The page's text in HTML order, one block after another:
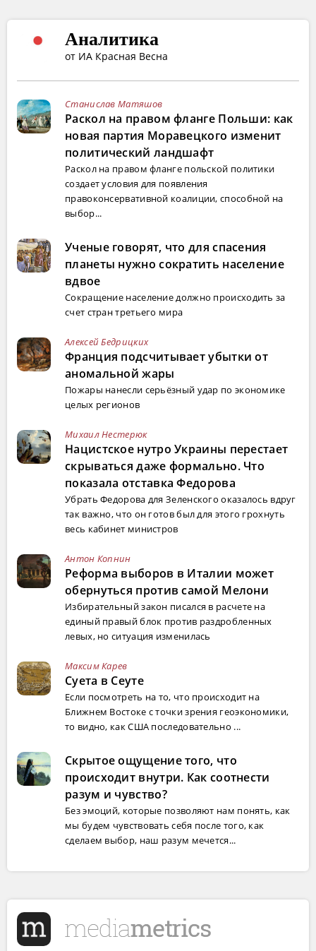
Аналитика
от ИА Красная Весна
Станислав Матяшов
Раскол на правом фланге Польши: как
новая партия Моравецкого изменит
политический ландшафт
Раскол на правом фланге польской политики
создает условия для появления
правоконсервативной коалиции, способной на
выбор...
Ученые говорят, что для спасения
планеты нужно сократить население
вдвое
Сокращение население должно происходить за
счет стран третьего мира
Алексей Бедрицких
Франция подсчитывает убытки от
аномальной жары
Пожары нанесли серьёзный удар по экономике
целых регионов
Михаил Нестерюк
Нацистское нутро Украины перестает
скрываться даже формально. Что
показала отставка Федорова
Убрать Федорова для Зеленского оказалось вдруг
так важно, что он готов был для этого грохнуть
весь кабинет министров
Антон Копнин
Реформа выборов в Италии может
обернуться против самой Мелони
Избирательный закон писался в расчете на
единый правый блок против раздробленных
левых, но ситуация изменилась
Максим Карев
Суета в Сеуте
Если посмотреть на то, что происходит на
Ближнем Востоке с точки зрения геоэкономики,
то видно, как США последовательно ...
Скрытое ощущение того, что
происходит внутри. Как соотнести
разум и чувство?
Без эмоций, которые позволяют нам понять, как
мы будем чувствовать себя после того, как
сделаем выбор, наш разум мечется...